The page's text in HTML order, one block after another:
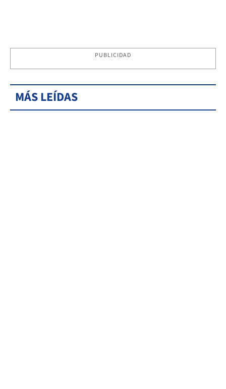
PUBLICIDAD
MÁS LEÍDAS